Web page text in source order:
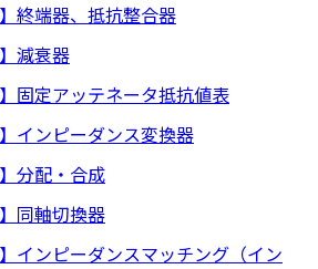
終端器、抵抗整合器
減衰器
固定アッテネータ抵抗値表
インピーダンス変換器
分配・合成
同軸切換器
インピーダンスマッチング（イン